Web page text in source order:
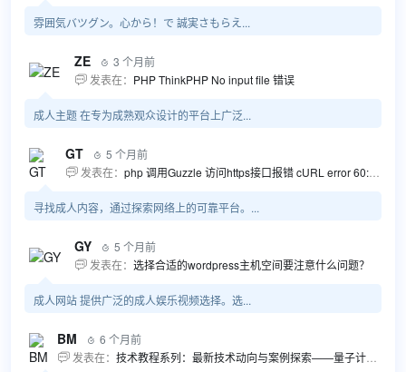
雰囲気バツグン。心から！で 誠実さもらえ...
ZE  3 个月前
 发表在： PHP ThinkPHP No input file 错误
成人主题 在专为成熟观众设计的平台上广泛...
GT  5 个月前
 发表在： php 调用Guzzle 访问https接口报错 cURL error 60: SSL certificate problem...
寻找成人内容，通过探索网络上的可靠平台。...
GY  5 个月前
 发表在： 选择合适的wordpress主机空间要注意什么问题？
成人网站 提供广泛的成人娱乐视频选择。选...
BM  6 个月前
 发表在： 技术教程系列：最新技术动向与案例探索——量子计算商业应用揭秘 该教程将深入探索最新技术动态，重点关注量子计算技术在商业领域的应用，结合具体案例阐述其背景、起因、经过和结果。同时，强调技术文档和运维文档的重要性，揭示它们在新技术发展和行业标准...